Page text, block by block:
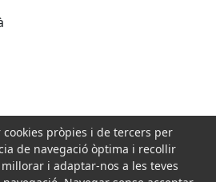
pròpies i de tercers per
de navegació òptima i recollir
i adaptar-nos a les teves